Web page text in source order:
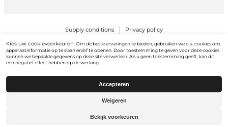
Supply conditions Privacy policy
PEO B.V. © 2026 Alle rechten voorbehouden
Ga naar gotopeo.com
Kies uw cookievoorkeuren. Om de beste ervaringen te bieden, gebruiken we o.a. cookies om
apparaatinformatie op te slaan en/of te openen. Door toestemming te geven voor deze cookies
kunnen we bepaalde gegevens op deze site verwerken. Als u geen toestemming geeft, kan dit
een negatief effect hebben op de werking.
Accepteren
Weigeren
Bekijk voorkeuren